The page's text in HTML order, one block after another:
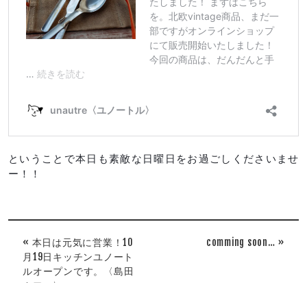
ということで本日も素敵な日曜日をお過ごしくださいませ
ー！！
« 本日は元気に営業！10
月19日キッチンユノート
ルオープンです。〈島田
comming soon… »